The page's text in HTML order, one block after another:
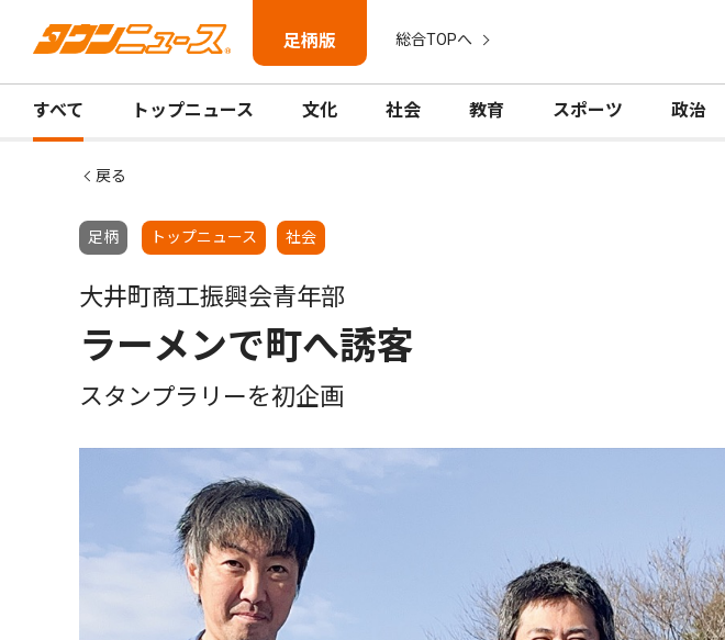
足柄版 総合TOPへ
すべて トップニュース 文化 社会 教育 スポーツ 政治
戻る
足柄 トップニュース 社会
大井町商工振興会青年部
ラーメンで町へ誘客
スタンプラリーを初企画